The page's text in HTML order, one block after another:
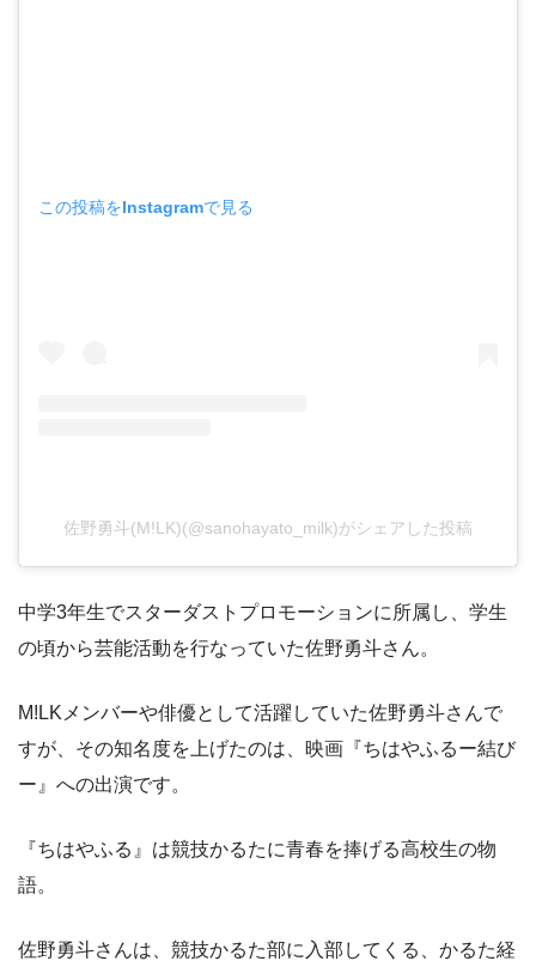
この投稿をInstagramで見る
佐野勇斗(M!LK)(@sanohayato_milk)がシェアした投稿
中学3年生でスターダストプロモーションに所属し、学生
の頃から芸能活動を行なっていた佐野勇斗さん。
M!LKメンバーや俳優として活躍していた佐野勇斗さんで
すが、その知名度を上げたのは、映画『ちはやふるー結び
ー』への出演です。
『ちはやふる』は競技かるたに青春を捧げる高校生の物
語。
佐野勇斗さんは、競技かるた部に入部してくる、かるた経